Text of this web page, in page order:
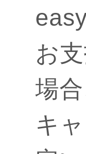
お
場
キ